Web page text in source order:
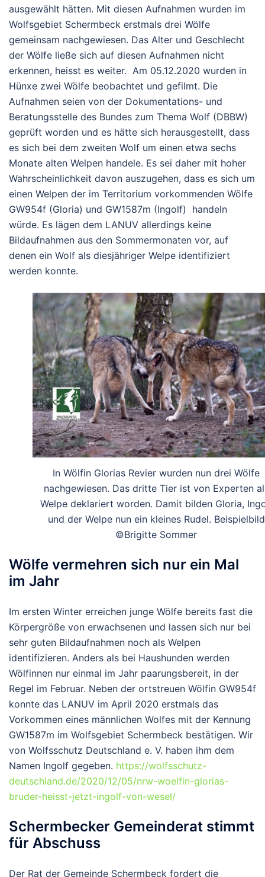
ausgewählt hätten. Mit diesen Aufnahmen wurden im
Wolfsgebiet Schermbeck erstmals drei Wölfe
gemeinsam nachgewiesen. Das Alter und Geschlecht
der Wölfe ließe sich auf diesen Aufnahmen nicht
erkennen, heisst es weiter. Am 05.12.2020 wurden in
Hünxe zwei Wölfe beobachtet und gefilmt. Die
Aufnahmen seien von der Dokumentations- und
Beratungsstelle des Bundes zum Thema Wolf (DBBW)
geprüft worden und es hätte sich herausgestellt, dass
es sich bei dem zweiten Wolf um einen etwa sechs
Monate alten Welpen handele. Es sei daher mit hoher
Wahrscheinlichkeit davon auszugehen, dass es sich um
einen Welpen der im Territorium vorkommenden Wölfe
GW954f (Gloria) und GW1587m (Ingolf) handeln
würde. Es lägen dem LANUV allerdings keine
Bildaufnahmen aus den Sommermonaten vor, auf
denen ein Wolf als diesjähriger Welpe identifiziert
werden konnte.
In Wölfin Glorias Revier wurden nun drei Wölfe
nachgewiesen. Das dritte Tier ist von Experten
Welpe deklariert worden. Damit bilden Gloria,
und der Welpe nun ein kleines Rudel. Beispielbild
©Brigitte Sommer
Wölfe vermehren sich nur ein Mal
im Jahr
Im ersten Winter erreichen junge Wölfe bereits fast die
Körpergröße von erwachsenen und lassen sich nur bei
sehr guten Bildaufnahmen noch als Welpen
identifizieren. Anders als bei Haushunden werden
Wölfinnen nur einmal im Jahr paarungsbereit, in der
Regel im Februar. Neben der ortstreuen Wölfin GW954f
konnte das LANUV im April 2020 erstmals das
Vorkommen eines männlichen Wolfes mit der Kennung
GW1587m im Wolfsgebiet Schermbeck bestätigen. Wir
von Wolfsschutz Deutschland e. V. haben ihm dem
Namen Ingolf gegeben. https://wolfsschutz-
deutschland.de/2020/12/05/nrw-woelfin-glorias-
bruder-heisst-jetzt-ingolf-von-wesel/
Schermbecker Gemeinderat stimmt
für Abschuss
Der Rat der Gemeinde Schermbeck fordert die